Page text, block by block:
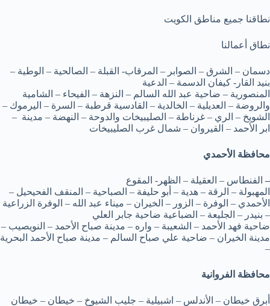
نطاقنا جميع مناطق الكويت
نطاق أعمالنا
دسمان – الشرق – الصوابر – المرقاب- القبلة – الصالحية – الوطية –
بنيد القار- كيفان الدسمة – الدعية
المنصورية – ضاحية عبد الله السالم – النزهة – الفيحاء – الشامية
والروضة – العديلية – الخالدية – القادسية قرطبة – السرة – اليرموك –
الشويخ – الري – غرناطة – الصليبيخات والدوحة – النهضة – مدينة –
ابر الأحمد – القيروان – شمال غرب الصليبيخات
محافظة الأحمدي
– الفنطاس – العقيلة – الظهر- المقوع
المهبولة – الرقة – هدية – أبو حليفة – الصباحية – المنقف الفحيحيل –
الأحمدي – الوفرة – الزور – الخيران – ميناء عبد الله – الوفرة الزراعية
– بنيدر – الجليعة – الضباعية ضاحية جابر العلي
ضاحية فهد الأحمد – الشعيبة – واره – مدينة صباح الأحمد – النويصيب –
مدينة الخيران – ضاحية علي صباح السالم – مدينة صباح الأحمد البحرية
–
محافظة الفروانية
أبرق خيطان – الأندلس – اشبيلية – جليب الشيوخ – خيطان – خيطان